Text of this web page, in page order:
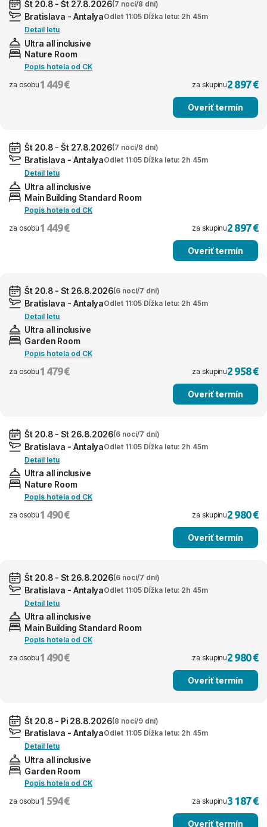
Št 20.8 - Št 27.8.2026(7 nocí/8 dní)
Bratislava - AntalyaOdlet 11:05 Dĺžka letu: 2h 45m
Detail letu
Ultra all inclusive
Nature Room
Popis hotela od CK
za osobu 1 449 € za skupinu2 897 €
Overiť termín
Št 20.8 - Št 27.8.2026(7 nocí/8 dní)
Bratislava - AntalyaOdlet 11:05 Dĺžka letu: 2h 45m
Detail letu
Ultra all inclusive
Main Building Standard Room
Popis hotela od CK
za osobu 1 449 € za skupinu2 897 €
Overiť termín
Št 20.8 - St 26.8.2026(6 nocí/7 dní)
Bratislava - AntalyaOdlet 11:05 Dĺžka letu: 2h 45m
Detail letu
Ultra all inclusive
Garden Room
Popis hotela od CK
za osobu 1 479 € za skupinu2 958 €
Overiť termín
Št 20.8 - St 26.8.2026(6 nocí/7 dní)
Bratislava - AntalyaOdlet 11:05 Dĺžka letu: 2h 45m
Detail letu
Ultra all inclusive
Nature Room
Popis hotela od CK
za osobu 1 490 € za skupinu2 980 €
Overiť termín
Št 20.8 - St 26.8.2026(6 nocí/7 dní)
Bratislava - AntalyaOdlet 11:05 Dĺžka letu: 2h 45m
Detail letu
Ultra all inclusive
Main Building Standard Room
Popis hotela od CK
za osobu 1 490 € za skupinu2 980 €
Overiť termín
Št 20.8 - Pi 28.8.2026(8 nocí/9 dní)
Bratislava - AntalyaOdlet 11:05 Dĺžka letu: 2h 45m
Detail letu
Ultra all inclusive
Garden Room
Popis hotela od CK
za osobu 1 594 € za skupinu3 187 €
Overiť termín